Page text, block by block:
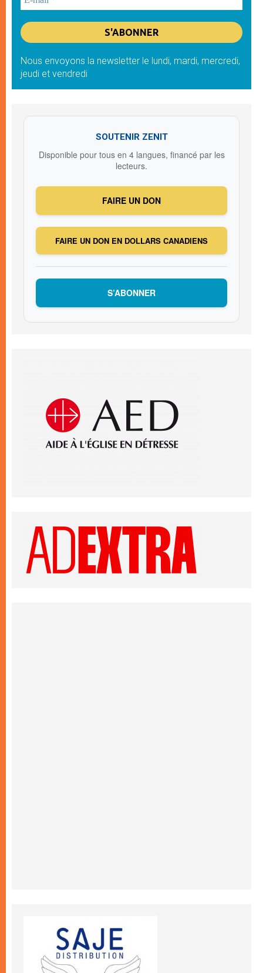
Nous envoyons la newsletter le lundi, mardi, mercredi,
jeudi et vendredi
SOUTENIR ZENIT
Disponible pour tous en 4 langues, financé par les
lecteurs.
FAIRE UN DON
FAIRE UN DON EN DOLLARS CANADIENS
S’ABONNER